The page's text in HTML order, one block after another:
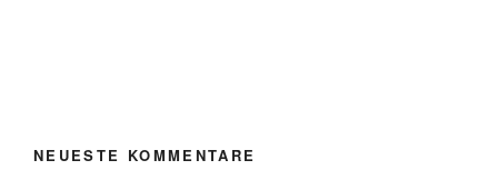
NEUESTE KOMMENTARE